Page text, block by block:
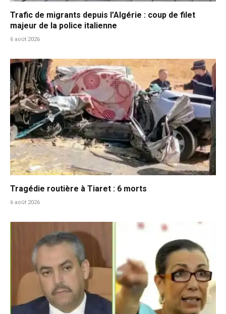
Trafic de migrants depuis l’Algérie : coup de filet
majeur de la police italienne
6 août 2026
Tragédie routière à Tiaret : 6 morts
6 août 2026